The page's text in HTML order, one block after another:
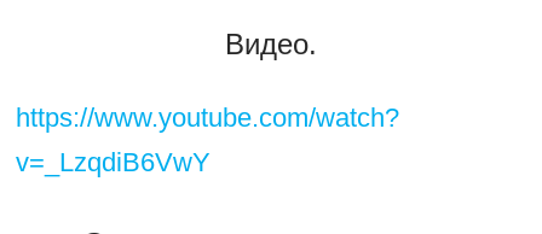
Видео.
https://www.youtube.com/watch?
v=_LzqdiB6VwY